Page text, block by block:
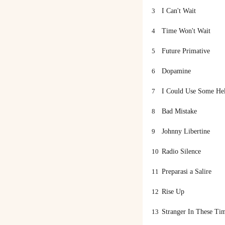
3 I Can't Wait
4 Time Won't Wait
5 Future Primative
6 Dopamine
7 I Could Use Some
8 Bad Mistake
9 Johnny Libertine
10 Radio Silence
11 Preparasi a Salire
12 Rise Up
13 Stranger In These